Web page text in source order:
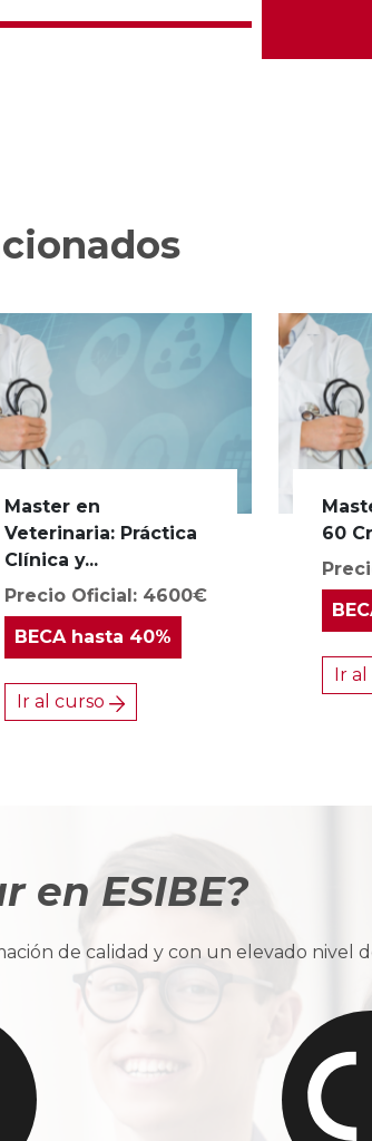
Master en
Veterinaria: Práctica
Clínica y...
Precio Oficial: 4600€
BECAhasta 40%
Ir al curso
60
Ir
en ESIBE?
de calidad y con un elevado nivel